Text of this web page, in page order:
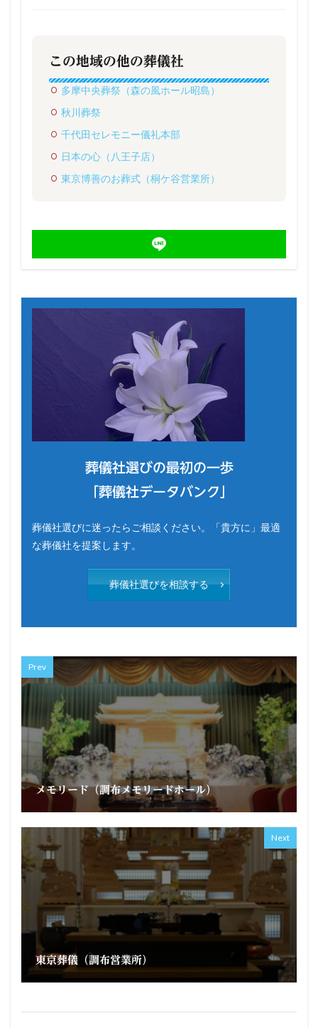
この地域の他の葬儀社
多摩中央葬祭（森の風ホール昭島）
秋川葬祭
千代田セレモニー儀礼本部
日本の心（八王子店）
東京博善のお葬式（桐ケ谷営業所）
葬儀社選びの最初の一歩
「葬儀社データバンク」
葬儀社選びに迷ったらご相談ください。「貴方に」最適
な葬儀社を提案します。
葬儀社選びを相談する
Prev
メモリード（調布メモリードホール）
Next
東京葬儀（調布営業所）